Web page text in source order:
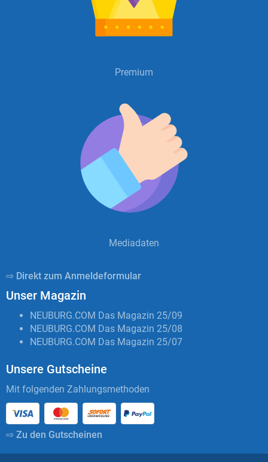
Premium
Mediadaten
⇨ Direkt zum Anmeldeformular
Unser Magazin
NEUBURG.COM Das Magazin 25/09
NEUBURG.COM Das Magazin 25/08
NEUBURG.COM Das Magazin 25/07
Unsere Gutscheine
Mit folgenden Zahlungsmethoden
⇨ Zu den Gutscheinen